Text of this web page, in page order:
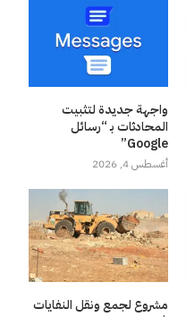
واجهة جديدة لتثبيت
المحادثات بـ “رسائل
Google”
أغسطس 4, 2026
مشروع لجمع ونقل النفايات